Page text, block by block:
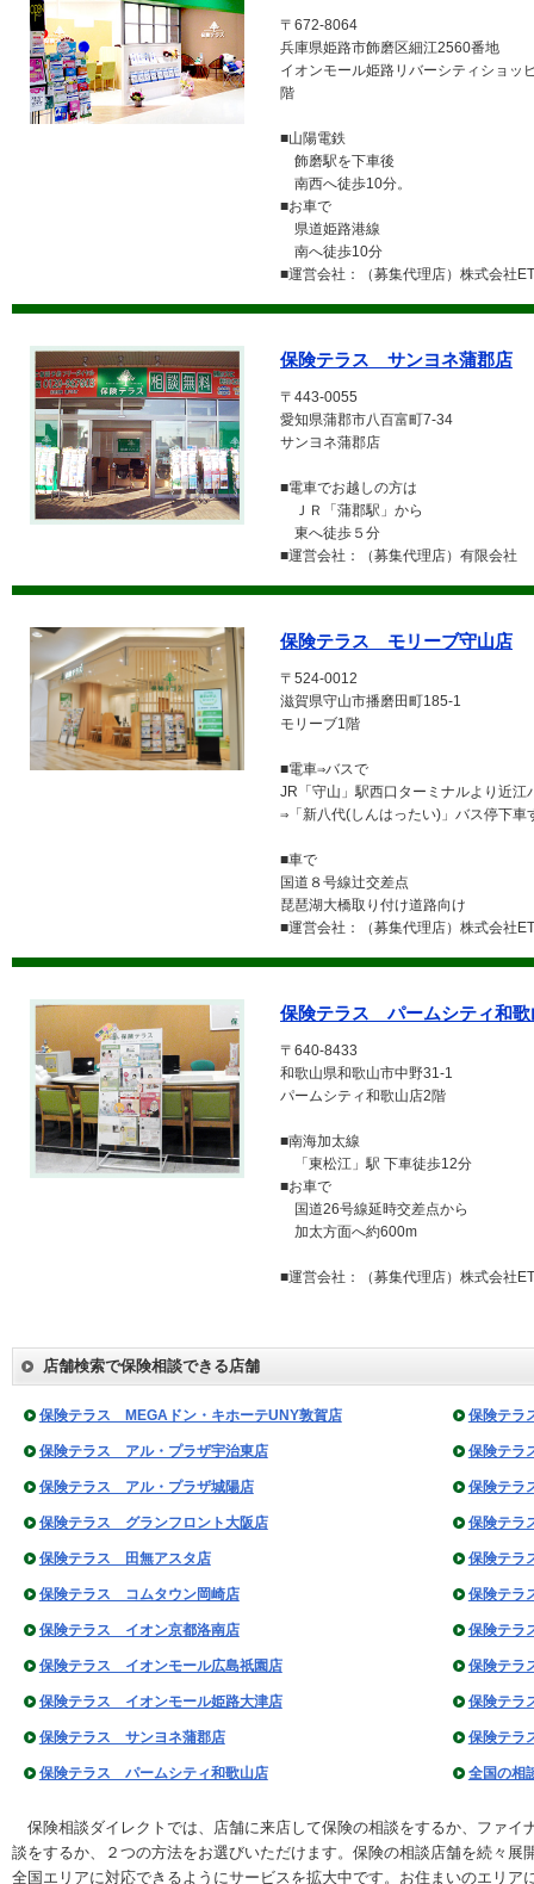
〒672-8064
兵庫県姫路市飾磨区細江2560番地
イオンモール姫路リバーシティショッ
階
■山陽電鉄
飾磨駅を下車後
南西へ徒歩10分。
■お車で
県道姫路港線
南へ徒歩10分
■運営会社：（募集代理店）株式会社
保険テラス サンヨネ蒲郡店
〒443-0055
愛知県蒲郡市八百富町7-34
サンヨネ蒲郡店
■電車でお越しの方は
ＪＲ「蒲郡駅」から
東へ徒歩５分
■運営会社：（募集代理店）有限会社
保険テラス モリーブ守山店
〒524-0012
滋賀県守山市播磨田町185-1
モリーブ1階
■電車⇒バスで
JR「守山」駅西口ターミナルより近江
⇒「新八代(しんはったい)」バス停下車
■車で
国道８号線辻交差点
琵琶湖大橋取り付け道路向け
■運営会社：（募集代理店）株式会社
保険テラス パームシティ和歌
〒640-8433
和歌山県和歌山市中野31-1
パームシティ和歌山店2階
■南海加太線
「東松江」駅 下車徒歩12分
■お車で
国道26号線延時交差点から
加太方面へ約600m
■運営会社：（募集代理店）株式会社
店舗検索で保険相談できる店舗
保険テラス MEGAドン・キホーテUNY敦賀店 保険テラ
保険テラス アル・プラザ宇治東店 保険テラ
保険テラス アル・プラザ城陽店 保険テラ
保険テラス グランフロント大阪店 保険テラ
保険テラス 田無アスタ店 保険テラ
保険テラス コムタウン岡崎店 保険テラ
保険テラス イオン京都洛南店 保険テラ
保険テラス イオンモール広島祇園店 保険テ
保険テラス イオンモール姫路大津店 保険テラ
保険テラス サンヨネ蒲郡店 保険テラ
保険テラス パームシティ和歌山店 全国の相
保険相談ダイレクトでは、店舗に来店して保険の相談をするか、ファイ
談をするか、２つの方法をお選びいただけます。保険の相談店舗を続々
全国エリアに対応できるようにサービスを拡大中です。お住まいのエリ